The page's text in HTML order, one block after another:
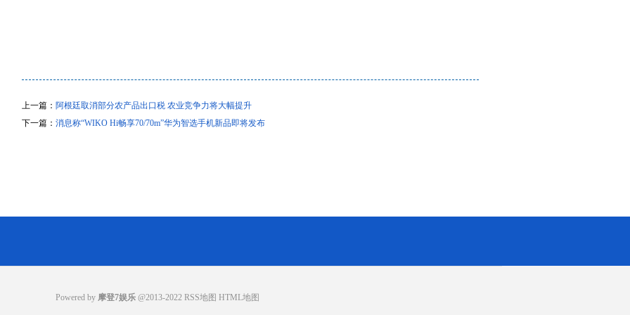
上一篇： 阿根廷取消部分农产品出口税 农业竞争力将大幅提升
下一篇： 消息称“WIKO Hi畅享70/70m”华为智选手机新品即将发布
Powered by 摩登7娱乐 @2013-2022 RSS地图 HTML地图